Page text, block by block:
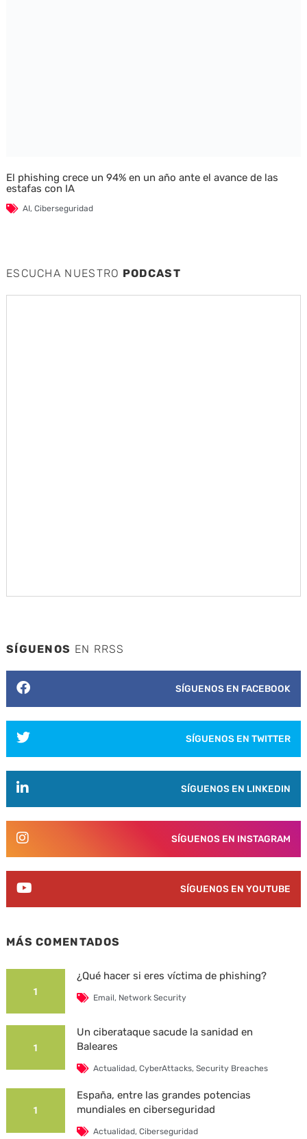
El phishing crece un 94% en un año ante el avance de las
estafas con IA
AI, Ciberseguridad
ESCUCHA NUESTRO PODCAST
SÍGUENOS EN RRSS
SÍGUENOS EN FACEBOOK
SÍGUENOS EN TWITTER
SÍGUENOS EN LINKEDIN
SÍGUENOS EN INSTAGRAM
SÍGUENOS EN YOUTUBE
MÁS COMENTADOS
1
¿Qué hacer si eres víctima de phishing?
Email, Network Security
1
Un ciberataque sacude la sanidad en
Baleares
Actualidad,CyberAttacks,Security Breaches
1
España, entre las grandes potencias
mundiales en ciberseguridad
Actualidad,Ciberseguridad